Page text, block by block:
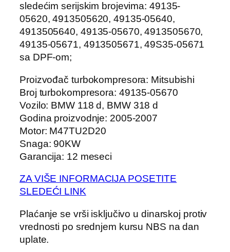
sledećim serijskim brojevima: 49135-
05620, 4913505620, 49135-05640,
4913505640, 49135-05670, 4913505670,
49135-05671, 4913505671, 49S35-05671
sa DPF-om;
Proizvođač turbokompresora: Mitsubishi
Broj turbokompresora: 49135-05670
Vozilo: BMW 118 d, BMW 318 d
Godina proizvodnje: 2005-2007
Motor: M47TU2D20
Snaga: 90KW
Garancija: 12 meseci
ZA VIŠE INFORMACIJA POSETITE
SLEDEĆI LINK
Plaćanje se vrši isključivo u dinarskoj protiv
vrednosti po srednjem kursu NBS na dan
uplate.